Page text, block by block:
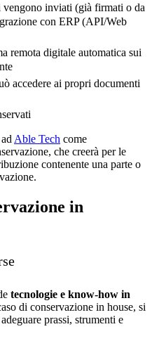
inviati (già firmati o da
con ERP (API/Web
remota digitale automatica sui
accedere ai propri documenti
Able Tech come
che creerà per le
contenente una parte o
in
tecnologie e know-how in
di conservazione in house, si
prassi, strumenti e